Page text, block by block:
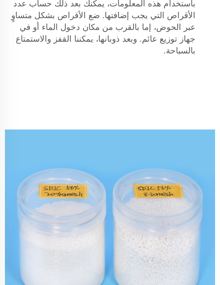
باستخدام هذه المعلومات، يمكنك بعد ذلك حساب عدد
الأقراص التي يجب إضافتها. ضع الأقراص بشكل متساوٍ
عبر الحوض، إما بالقرب من مكان دخول الماء أو في
جهاز توزيع عائم. وبعد ذوبانها، يمكننا القفز والاستمتاع
بالسباحة.